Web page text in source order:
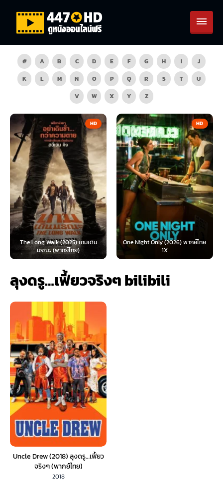
# A B C D E F G H I
J
K
L M N O P Q R S T
U
V
W X Y Z
HD
The Long Walk (2025) เกมเดิน
มรณะ (พากย์ไทย)
HD
One Night Only (2026) พากย์ไทย
1X
ลุงดรู…เฟี้ยวจริงๆ bilibili
Uncle Drew (2018) ลุงดรู…เฟี้ยว
จริงๆ (พากย์ไทย)
2018